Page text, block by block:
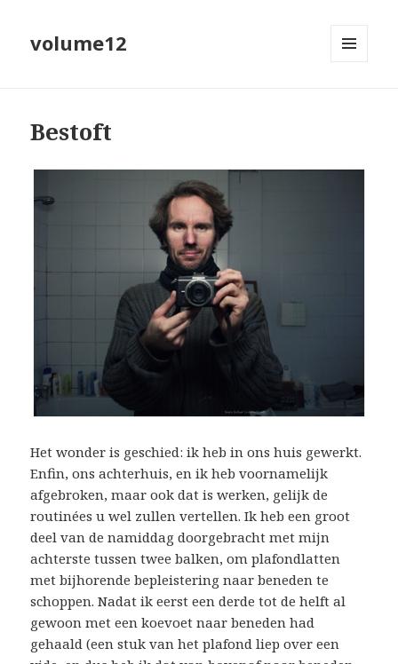
volume12
Bestoft
Het wonder is geschied: ik heb in ons huis gewerkt.
Enfin, ons achterhuis, en ik heb voornamelijk
afgebroken, maar ook dat is werken, gelijk de
routinées u wel zullen vertellen. Ik heb een groot
deel van de namiddag doorgebracht met mijn
achterste tussen twee balken, om plafondlatten
met bijhorende bepleistering naar beneden te
schoppen. Nadat ik eerst een derde tot de helft al
gewoon met een koevoet naar beneden had
gehaald (een stuk van het plafond liep over een